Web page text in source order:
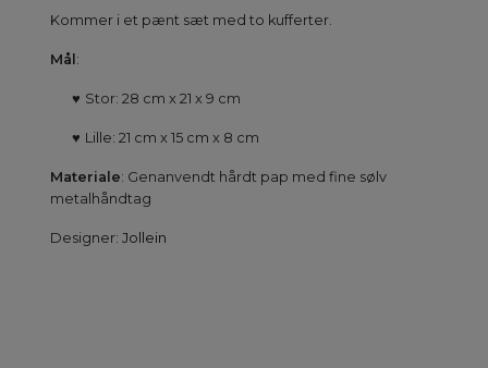
Kommer i et pænt sæt med to kufferter.
Mål :
♥ Stor: 28 cm x 21 x 9 cm
♥ Lille: 21 cm x 15 cm x 8 cm
Materiale: Genanvendt hårdt pap med fine sølv
metalhåndtag
Designer: Jollein